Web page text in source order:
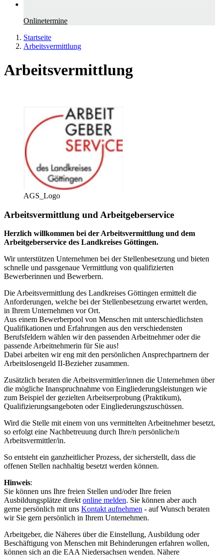
Onlinetermine
Startseite
Arbeitsvermittlung
Arbeitsvermittlung
AGS_Logo
Arbeitsvermittlung und Arbeitgeberservice
Herzlich willkommen bei der Arbeitsvermittlung und dem
Arbeitgeberservice des Landkreises Göttingen.
Wir unterstützen Unternehmen bei der Stellenbesetzung und bieten
schnelle und passgenaue Vermittlung von qualifizierten
Bewerberinnen und Bewerbern.
Die Arbeitsvermittlung des Landkreises Göttingen ermittelt die
Anforderungen, welche bei der Stellenbesetzung erwartet werden,
in Ihrem Unternehmen vor Ort.
Aus einem Bewerberpool von Menschen mit unterschiedlichsten
Qualifikationen und Erfahrungen aus den verschiedensten
Berufsfeldern wählen wir den passenden Arbeitnehmer oder die
passende Arbeitnehmerin für Sie aus!
Dabei arbeiten wir eng mit den persönlichen Ansprechpartnern der
Arbeitslosengeld II-Bezieher zusammen.
Zusätzlich beraten die Arbeitsvermittler/innen die Unternehmen über
die mögliche Inanspruchnahme von Eingliederungsleistungen wie
zum Beispiel der gezielten Arbeitserprobung (Praktikum),
Qualifizierungsangeboten oder Eingliederungszuschüssen.
Wird die Stelle mit einem von uns vermittelten Arbeitnehmer besetzt,
so erfolgt eine Nachbetreuung durch Ihre/n persönliche/n
Arbeitsvermittler/in.
So entsteht ein ganzheitlicher Prozess, der sicherstellt, dass die
offenen Stellen nachhaltig besetzt werden können.
Hinweis:
Sie können uns Ihre freien Stellen und/oder Ihre freien
Ausbildungsplätze direkt online melden. Sie können aber auch
gerne persönlich mit uns Kontakt aufnehmen - auf Wunsch beraten
wir Sie gern persönlich in Ihrem Unternehmen.
Arbeitgeber, die Näheres über die Einstellung, Ausbildung oder
Beschäftigung von Menschen mit Behinderungen erfahren wollen,
können sich an die EAA Niedersachsen wenden. Nähere